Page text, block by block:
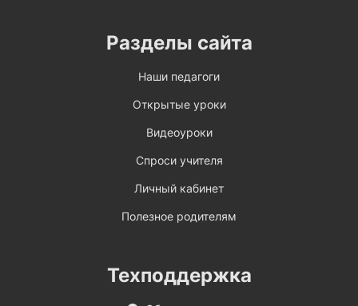
Разделы сайта
Наши педагоги
Открытые уроки
Видеоуроки
Спроси учителя
Личный кабинет
Полезное родителям
Техподдержка